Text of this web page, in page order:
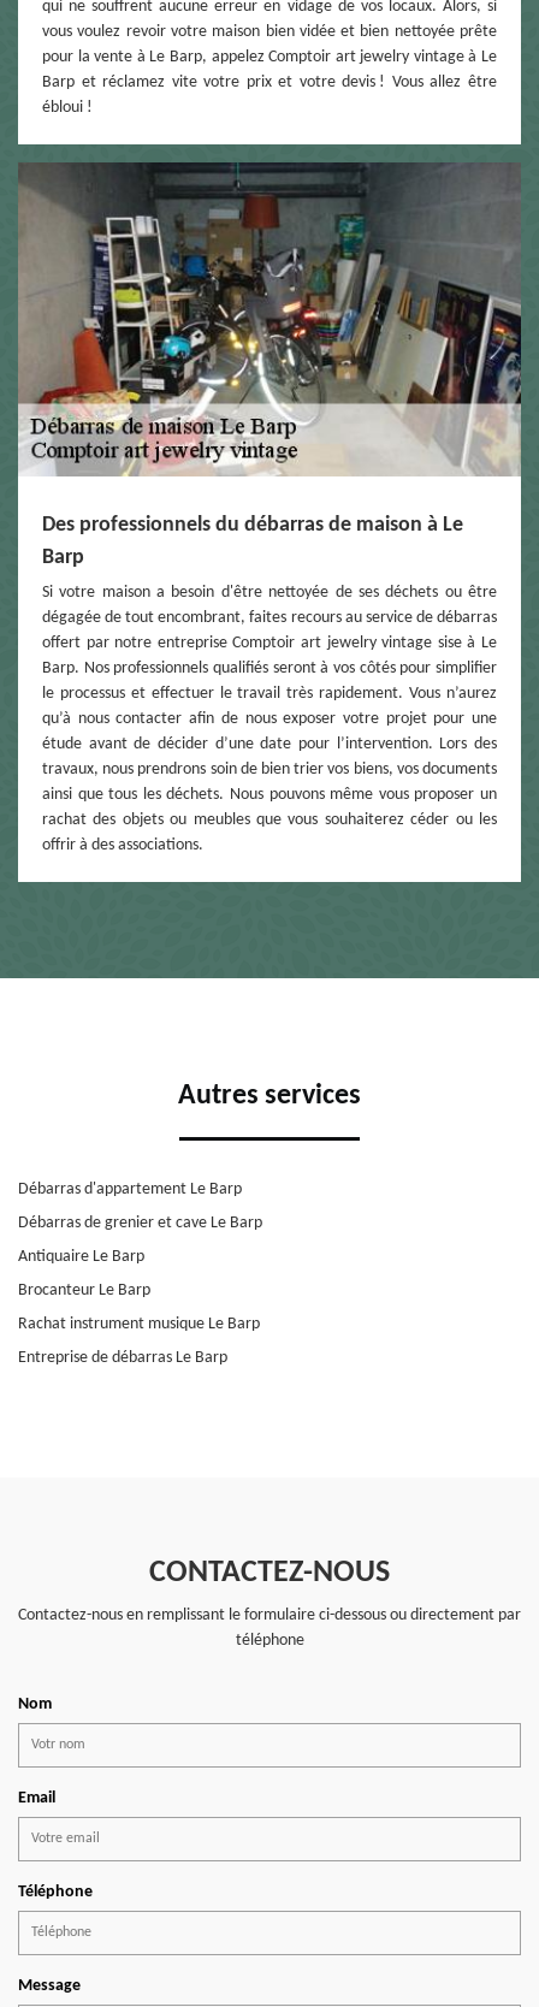
qui ne souffrent aucune erreur en vidage de vos locaux. Alors, si
vous voulez revoir votre maison bien vidée et bien nettoyée prête
pour la vente à Le Barp, appelez Comptoir art jewelry vintage à Le
Barp et réclamez vite votre prix et votre devis ! Vous allez être
ébloui !
Des professionnels du débarras de maison à Le
Barp
Si votre maison a besoin d'être nettoyée de ses déchets ou être
dégagée de tout encombrant, faites recours au service de débarras
offert par notre entreprise Comptoir art jewelry vintage sise à Le
Barp. Nos professionnels qualifiés seront à vos côtés pour simplifier
le processus et effectuer le travail très rapidement. Vous n’aurez
qu’à nous contacter afin de nous exposer votre projet pour une
étude avant de décider d’une date pour l’intervention. Lors des
travaux, nous prendrons soin de bien trier vos biens, vos documents
ainsi que tous les déchets. Nous pouvons même vous proposer un
rachat des objets ou meubles que vous souhaiterez céder ou les
offrir à des associations.
Autres services
Débarras d'appartement Le Barp
Débarras de grenier et cave Le Barp
Antiquaire Le Barp
Brocanteur Le Barp
Rachat instrument musique Le Barp
Entreprise de débarras Le Barp
CONTACTEZ-NOUS
Contactez-nous en remplissant le formulaire ci-dessous ou directement par
téléphone
Nom
Email
Téléphone
Message